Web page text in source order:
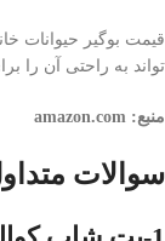
قیمت بوگیر حیوانات
تواند به راحتی آن را
منبع: amazon.com
سوالات